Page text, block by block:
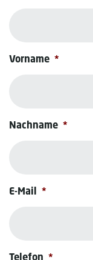
Vorname *
Nachname *
E-Mail *
Telefon *